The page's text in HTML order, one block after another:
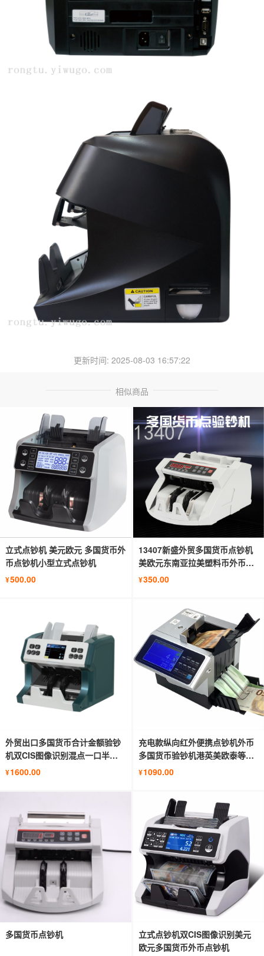
更新时间: 2025-08-03 16:57:22
相似商品
立式点钞机 美元欧元 多国货币外
币点钞机小型立式点钞机
¥500.00
13407新盛外贸多国货币点钞机
美欧元东南亚拉美塑料币外币验
钞机
¥350.00
外贸出口多国货币合计金额验钞
机双CIS图像识别混点一口半清
分机
¥1600.00
充电款纵向红外便携点钞机外币
多国货币验钞机港英美欧泰等
6100
¥1090.00
多国货币点钞机
立式点钞机双CIS图像识别美元
欧元多国货币外币点钞机